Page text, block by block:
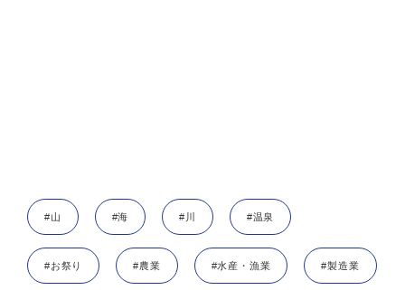
#山 #海 #川 #温泉
#お祭り #農業 #水産・漁業 #製造業